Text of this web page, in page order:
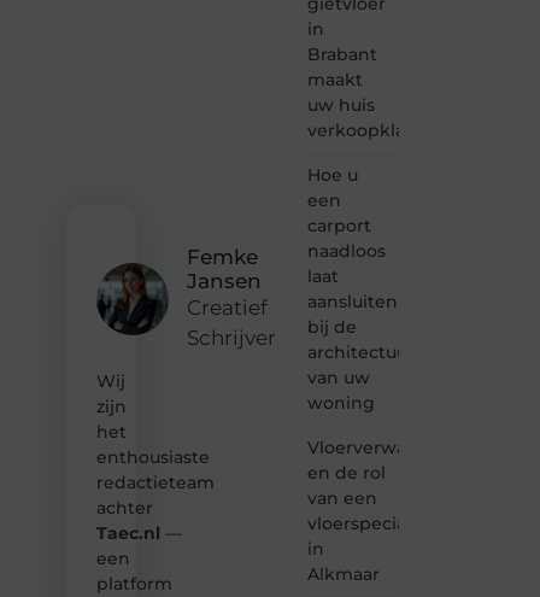
Femke
Jansen
Creatief
Schrijver
Wij
zijn
het
enthousiaste
redactieteam
achter
Taec.nl —
een
platform
in
Brabant
maakt
uw huis
verkoopklaar
Hoe u
een
carport
naadloos
laat
aansluiten
bij de
architectuur
van uw
woning
Vloerverwarming
en de rol
van een
vloerspecialist
in
Alkmaar